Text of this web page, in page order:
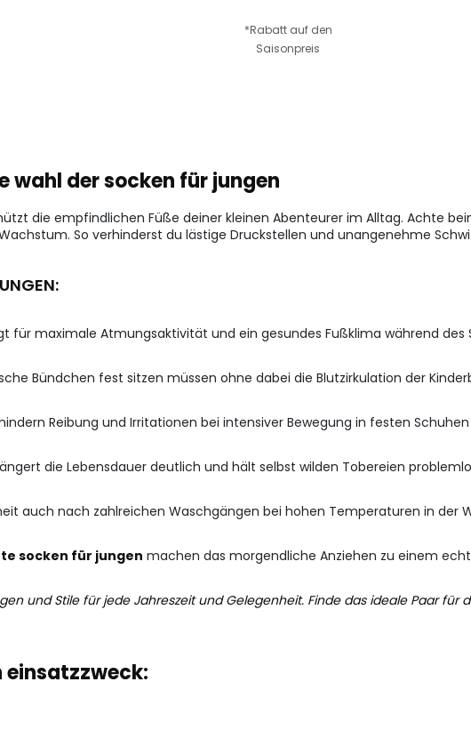
*Rabatt auf den
Saisonpreis
wahl der socken für jungen
die empfindlichen Füße deiner kleinen Abenteurer im Alltag. Achte
So verhinderst du lästige Druckstellen und unangenehme
für maximale Atmungsaktivität und ein gesundes Fußklima während des
Bündchen fest sitzen müssen ohne dabei die Blutzirkulation der
Reibung und Irritationen bei intensiver Bewegung in festen
die Lebensdauer deutlich und hält selbst wilden Tobereien
auch nach zahlreichen Waschgängen bei hohen Temperaturen in der
socken für jungen machen das morgendliche Anziehen zu einem
und Stile für jede Jahreszeit und Gelegenheit. Finde das ideale Paar
einsatzzweck: